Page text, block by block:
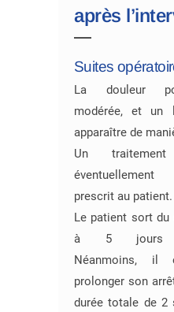
après
Suites
La douleur
modérée, et un
apparaître de
Un
prescrit au patient.
Le patient sort
à 5 jours
Néanmoins, il
prolonger son
durée totale de 2